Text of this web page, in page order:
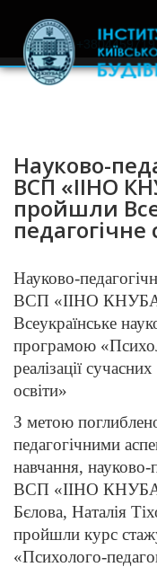
Науково-
ВСП «ІІНО
пройшли
Науково-
ВСП «ІІНО
Всеукраїнське
програмою
реалізації
освіти»
З метою
педагогічними
навчання, науково-
ВСП «ІІНО КНУБА»
Бєлова, Наталія
пройшли курс
«Психолого-